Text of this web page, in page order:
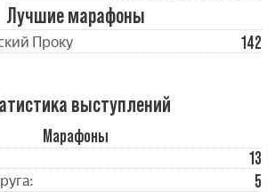
Лучшие марафоны
Проку 142
выступлений
Марафоны
13
5